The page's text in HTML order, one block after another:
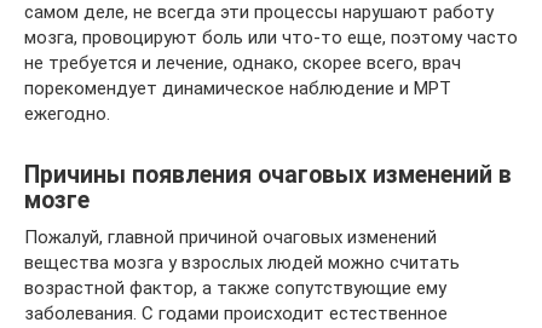
самом деле, не всегда эти процессы нарушают работу
мозга, провоцируют боль или что-то еще, поэтому часто
не требуется и лечение, однако, скорее всего, врач
порекомендует динамическое наблюдение и МРТ
ежегодно.
Причины появления очаговых изменений в
мозге
Пожалуй, главной причиной очаговых изменений
вещества мозга у взрослых людей можно считать
возрастной фактор, а также сопутствующие ему
заболевания. С годами происходит естественное